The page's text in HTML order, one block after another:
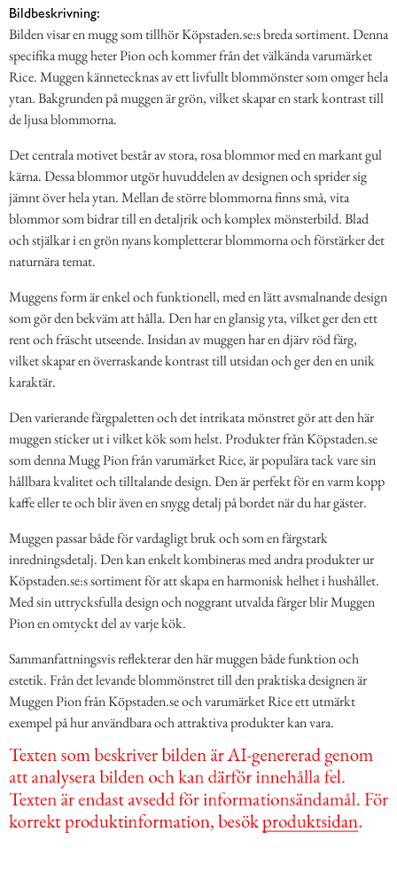
Bildbeskrivning:
Bilden visar en mugg som tillhör Köpstaden.se:s breda sortiment. Denna
specifika mugg heter Pion och kommer från det välkända varumärket
Rice. Muggen kännetecknas av ett livfullt blommönster som omger hela
ytan. Bakgrunden på muggen är grön, vilket skapar en stark kontrast till
de ljusa blommorna.
Det centrala motivet består av stora, rosa blommor med en markant gul
kärna. Dessa blommor utgör huvuddelen av designen och sprider sig
jämnt över hela ytan. Mellan de större blommorna finns små, vita
blommor som bidrar till en detaljrik och komplex mönsterbild. Blad
och stjälkar i en grön nyans kompletterar blommorna och förstärker det
naturnära temat.
Muggens form är enkel och funktionell, med en lätt avsmalnande design
som gör den bekväm att hålla. Den har en glansig yta, vilket ger den ett
rent och fräscht utseende. Insidan av muggen har en djärv röd färg,
vilket skapar en överraskande kontrast till utsidan och ger den en unik
karaktär.
Den varierande färgpaletten och det intrikata mönstret gör att den här
muggen sticker ut i vilket kök som helst. Produkter från Köpstaden.se
som denna Mugg Pion från varumärket Rice, är populära tack vare sin
hållbara kvalitet och tilltalande design. Den är perfekt för en varm kopp
kaffe eller te och blir även en snygg detalj på bordet när du har gäster.
Muggen passar både för vardagligt bruk och som en färgstark
inredningsdetalj. Den kan enkelt kombineras med andra produkter ur
Köpstaden.se:s sortiment för att skapa en harmonisk helhet i hushållet.
Med sin uttrycksfulla design och noggrant utvalda färger blir Muggen
Pion en omtyckt del av varje kök.
Sammanfattningsvis reflekterar den här muggen både funktion och
estetik. Från det levande blommönstret till den praktiska designen är
Muggen Pion från Köpstaden.se och varumärket Rice ett utmärkt
exempel på hur användbara och attraktiva produkter kan vara.